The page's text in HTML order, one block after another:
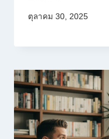
ตุลาคม 30, 2025